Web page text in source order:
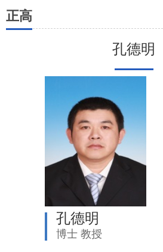
正高
孔德明
孔德明
博士 教授